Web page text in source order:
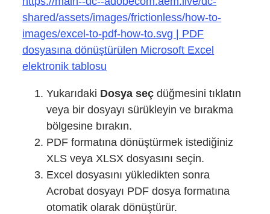
shared/assets/images/frictionless/how-to-
images/excel-to-pdf-how-to.svg | PDF
dosyasına dönüştürülen Microsoft Excel
elektronik tablosu
Yukarıdaki Dosya seç düğmesini tıklatın
veya bir dosyayı sürükleyin ve bırakma
bölgesine bırakın.
PDF formatına dönüştürmek istediğiniz
XLS veya XLSX dosyasını seçin.
Excel dosyasını yükledikten sonra
Acrobat dosyayı PDF dosya formatına
otomatik olarak dönüştürür.